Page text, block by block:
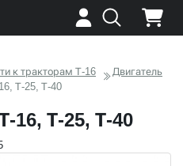
к тракторам Т-16
Двигатель
Т-25, Т-40
16, Т-25, Т-40